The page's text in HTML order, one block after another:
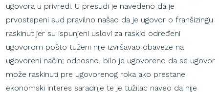
ugovora u privredi. U presudi je navedeno da je
prvostepeni sud pravilno našao da je ugovor o franšizingu
raskinut jer su ispunjeni uslovi za raskid određeni
ugovorom pošto tuženi nije izvršavao obaveze na
ugovoreni način; odnosno, bilo je ugovoreno da se ugovor
može raskinuti pre ugovorenog roka ako prestane
ekonomski interes saradnje te je tužilac naveo da nije